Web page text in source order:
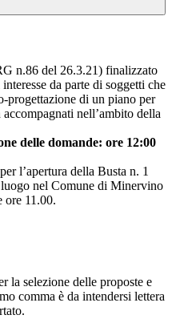
n.86 del 26.3.21) finalizzato
da parte di soggetti che
progettazione di un piano per
nell’ambito della
delle domande: ore 12:00
l’apertura della Busta n. 1
nel Comune di Minervino
ore 11.00.
la selezione delle proposte e
comma è da intendersi lettera